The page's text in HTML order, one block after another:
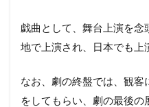
戯曲として、舞台上演を
地で上演され、日本でも上
なお、劇の終盤では、観
をしてもらい、劇の最後